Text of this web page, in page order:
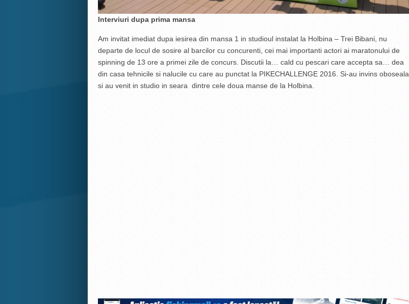
Interviuri dupa prima mansa
Am invitat imediat dupa iesirea din mansa 1 in studioul instalat la Holbina – Trei Bibani, nu
departe de locul de sosire al barcilor cu concurenti, cei mai importanti actori ai maratonului de
spinning de 13 ore a primei zile de concurs. Discutii la… cald cu pescari care accepta sa… dea
din casa tehnicile si nalucile cu care au punctat la PIKECHALLENGE 2016. Si-au invins oboseala
si au venit in studio in seara dintre cele doua manse de la Holbina.